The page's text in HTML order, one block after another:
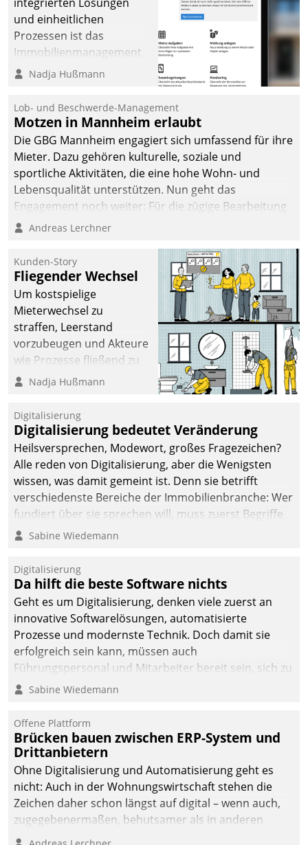
und einheitlichen
Prozessen ist das
Immobilienmanagement
der Bayerischen
Ressort Kapitalanlage für
künftige Aufgaben und
Herausforderungen
gerüstet.
Nadja Hußmann
Lob- und Beschwerde-Management
Motzen in Mannheim erlaubt
Die GBG Mannheim engagiert sich umfassend für ihre
Mieter. Dazu gehören kulturelle, soziale und
sportliche Aktivitäten, die eine hohe Wohn- und
Lebensqualität unterstützen. Nun geht das
Engagement noch weiter: Für die zügige Bearbeitung
von Beschwerden – oder Lob – richtet das
und Beschwerde-Management einen eigenen Kanal
ein.
Andreas Lerchner
Kunden-Story
Fliegender Wechsel
Um kostspielige
Mieterwechsel zu
straffen, Leerstand
vorzubeugen und Akteure
wie Prozesse fließend zu
vernetzen, nutzt die
Jahresbeginn eine
Überblick, Einsicht und
Eingriff bietende Lösung.
Zur Entwicklung setzte
man auf
Cloudtechnologie,
bewährte und Startup-
agile Projektmethoden.
Nadja Hußmann
Digitalisierung
Digitalisierung bedeutet Veränderung
Heilsversprechen, Modewort, großes Fragezeichen?
Alle reden von Digitalisierung, aber die Wenigsten
wissen, was damit gemeint ist. Denn sie betrifft
verschiedenste Bereiche der Immobilienbranche: Wer
fundiert über sie sprechen will, muss zuerst Begriffe
klären. Ein Aspekt ist die betriebliche Optimierung:
Einsparungen durch optimierte und automatisierte
Prozesse. Doch man darf nicht zu viel erwarten: Allein
mit der Einführung einer neuen Software ist es nicht
getan. Die Digitalisierung erfordert von Unternehmen
die Bereitschaft, sich zu überprüfen, zu hinterfragen
und zu verändern.
Sabine Wiedemann
Digitalisierung
Da hilft die beste Software nichts
Geht es um Digitalisierung, denken viele zuerst an
innovative Softwarelösungen, automatisierte
Prozesse und modernste Technik. Doch damit sie
erfolgreich sein kann, müssen auch
Führungspersonal und Mitarbeiter bereit sein, sich zu
verändern und anzupassen, sonst werden sie an ihr
Sabine Wiedemann
Offene Plattform
Brücken bauen zwischen ERP-System und
Drittanbietern
Ohne Digitalisierung und Automatisierung geht es
nicht: Auch in der Wohnungswirtschaft stehen die
Zeichen daher schon längst auf digital – wenn auch,
zugegebenermaßen, behutsamer als in anderen
Branchen.